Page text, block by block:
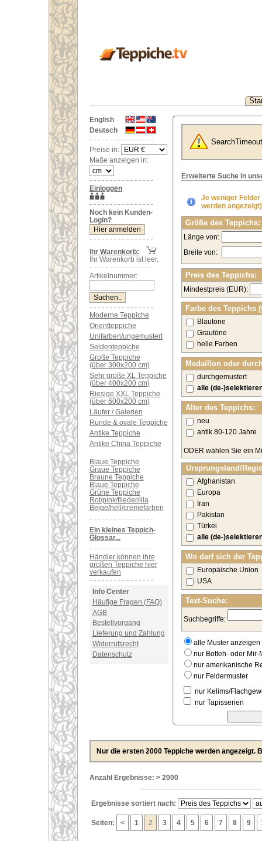
English
Deutsch
Preise in:
Maße anzeigen in:
Einloggen
Noch kein Kunden-
Login?
Ihr Warenkorb:
Ihr Warenkorb ist leer.
Artikelnummer:
Moderne Teppiche
Orientteppiche
Unifarben/ungemustert
Seidenteppiche
Große Teppiche
(über 300x200 cm)
Sehr große XL Teppiche
(über 400x200 cm)
Riesige XXL Teppiche
(über 600x200 cm)
Läufer / Galerien
Runde & ovale Teppiche
Antike Teppiche
Antike China Teppiche
Blaue Teppiche
Graue Teppiche
Braune Teppiche
Blaue Teppiche
Grüne Teppiche
Rot/pink/flieder/lila
Beige/hell/cremefarben
Ein kleines Teppich-
Glossar...
Händler können ihre
großen Teppiche hier
verkaufen
Info Center
Häufige Fragen (FAQ)
AGB
Bestellvorgang
Lieferung und Zahlung
Widerrufsrecht
Datenschutz
SearchTimeout
Erweiterte Suche in
Je weniger
werden
Größe des Teppichs:
Länge von:
Breite von:
Preis des Teppichs:
Mindestpreis (EUR):
Farbe des Teppichs
Blautöne
Grautöne
helle Farben
Medaillon oder
durchgemustert
alle (de-
Alter des Teppichs:
neu
antik 80-120 Jahre
ODER wählen Sie ein
Ursprungsland/
Afghanistan
Europa
Iran
Pakistan
Türkei
alle (de-
Wo darf sich der
Europäische Union
USA
Text-Suche:
Suchbegriffe:
alle Muster anzeigen
nur Botteh- oder Mir-
nur amerikanische
nur Feldermuster
nur Kelims/
nur Tapisserien
Nur die ersten 2000 Teppiche werden angezeigt.
Anzahl Ergebnisse: > 2000
Ergebnisse sortiert nach:
Seiten: < 1 2 3 4 5 6 7 8 9